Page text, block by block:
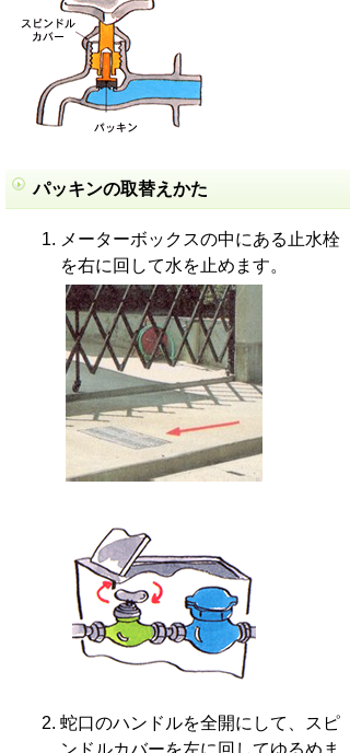
パッキンの取替えかた
メーターボックスの中にある止水栓
を右に回して水を止めます。
蛇口のハンドルを全開にして、スピ
ンドルカバーを左に回してゆるめま